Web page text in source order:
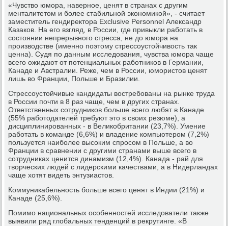
«Чувство юмора, наверное, ценят в странах с другим
менталитетом и более стабильной экономикой», - считает
заместитель гендиректора Exclusive Personnel Александр
Казаков. На его взгляд, в России, где привыкли работать в
состоянии непрерывного стресса, не до юмора на
производстве (именно поэтому стрессоустойчивость так
ценна). Судя по данным исследования, чувства юмора чаще
всего ожидают от потенциальных работников в Германии,
Канаде и Австралии. Реже, чем в России, юмористов ценят
лишь во Франции, Польше и Бразилии.
Стрессоустойчивые кандидаты востребованы на рынке труда
в России почти в 8 раз чаще, чем в других странах.
Ответственных сотрудников больше всего любят в Канаде
(55% работодателей требуют это в своих резюме), а
дисциплинированных - в Великобритании (23,7%). Умение
работать в команде (6,6%) и владение компьютером (7,2%)
пользуется наиболее высоким спросом в Польше, а во
Франции в сравнении с другими странами выше всего в
сотрудниках ценится динамизм (12,4%). Канада - рай для
творческих людей с лидерскими качествами, а в Нидерландах
чаще хотят видеть энтузиастов.
Коммуникабельность больше всего ценят в Индии (21%) и
Канаде (25,6%).
Помимо национальных особенностей исследователи также
выявили ряд глобальных тенденций в рекрутинге. «В